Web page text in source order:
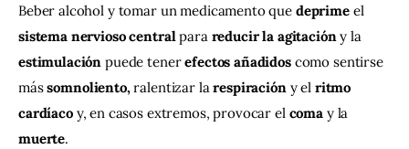
Beber alcohol y tomar un medicamento que deprime el
sistema nervioso central para reducir la agitación y la
estimulación puede tener efectos añadidos como sentirse
más somnoliento, ralentizar la respiración y el ritmo
cardíaco y, en casos extremos, provocar el coma y la
muerte.